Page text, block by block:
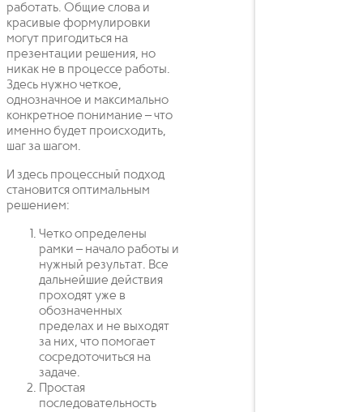
работать. Общие слова и
красивые формулировки
могут пригодиться на
презентации решения, но
никак не в процессе работы.
Здесь нужно четкое,
однозначное и максимально
конкретное понимание – что
именно будет происходить,
шаг за шагом.
И здесь процессный подход
становится оптимальным
решением:
Четко определены
рамки – начало работы и
нужный результат. Все
дальнейшие действия
проходят уже в
обозначенных
пределах и не выходят
за них, что помогает
сосредоточиться на
задаче.
Простая
последовательность